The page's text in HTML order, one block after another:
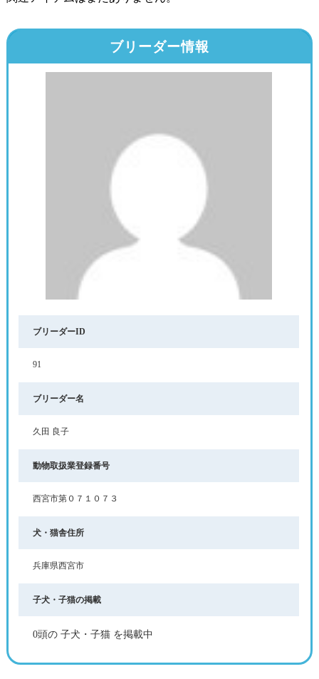
ブリーダー情報
ブリーダーID
91
ブリーダー名
久田 良子
動物取扱業登録番号
西宮市第０７１０７３
犬・猫舎住所
兵庫県西宮市
子犬・子猫の掲載
0頭の 子犬・子猫 を掲載中